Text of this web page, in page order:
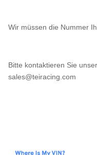
Wir müssen die Nummer
Bitte kontaktieren Sie
sales@teiracing.com